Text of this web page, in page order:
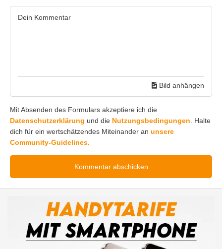
Bild anhängen
Mit Absenden des Formulars akzeptiere ich die
Datenschutzerklärung und die Nutzungsbedingungen . Halte
dich für ein wertschätzendes Miteinander an unsere
Community-Guidelines.